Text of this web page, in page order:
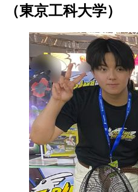
（東京工科大学）